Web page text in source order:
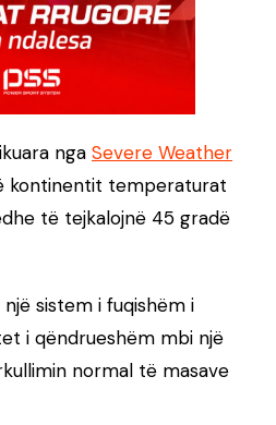
nga Severe Weather
kontinentit temperaturat
të tejkalojnë 45 gradë
sistem i fuqishëm i
i qëndrueshëm mbi një
normal të masave